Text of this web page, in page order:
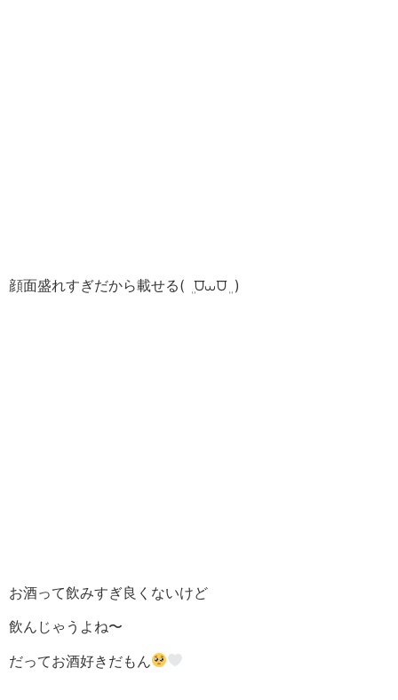
顔面盛れすぎだから載せる( ܸ ⩌⩊⩌ ܸ )
お酒って飲みすぎ良くないけど
飲んじゃうよね〜
だってお酒好きだもん